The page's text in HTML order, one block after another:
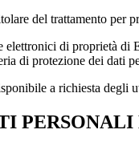
del trattamento
elettronici di proprietà
di protezione dei dati
a richiesta degli